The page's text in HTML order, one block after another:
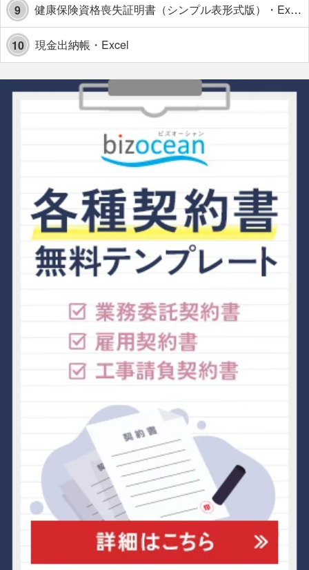
9 健康保険資格喪失証明書（シンプル表形式版）・Excel【見本付き】
10 現金出納帳・Excel